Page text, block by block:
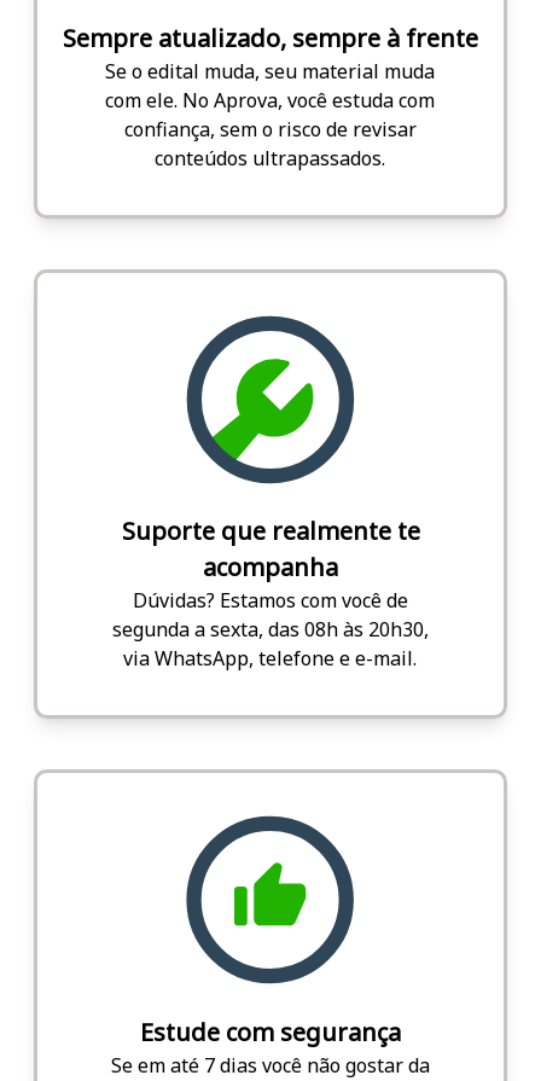
Sempre atualizado, sempre à frente
Se o edital muda, seu material muda
com ele. No Aprova, você estuda com
confiança, sem o risco de revisar
conteúdos ultrapassados.
Suporte que realmente te
acompanha
Dúvidas? Estamos com você de
segunda a sexta, das 08h às 20h30,
via WhatsApp, telefone e e-mail.
Estude com segurança
Se em até 7 dias você não gostar da